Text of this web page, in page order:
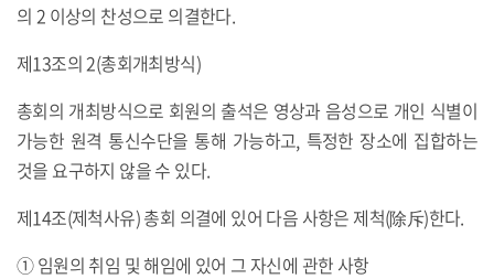
의 2 이상의 찬성으로 의결한다.
제13조의 2(총회개최방식)
총회의 개최방식으로 회원의 출석은 영상과 음성으로 개인 식별이
가능한 원격 통신수단을 통해 가능하고, 특정한 장소에 집합하는
것을 요구하지 않을 수 있다.
제14조(제척사유) 총회 의결에 있어 다음 사항은 제척(除斥)한다.
① 임원의 취임 및 해임에 있어 그 자신에 관한 사항